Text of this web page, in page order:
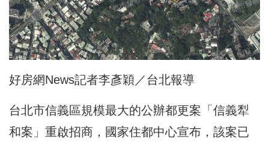
好房網News記者李彥穎／台北報導
台北市信義區規模最大的公辦都更案「信義犁
和案」重啟招商，國家住都中心宣布，該案已